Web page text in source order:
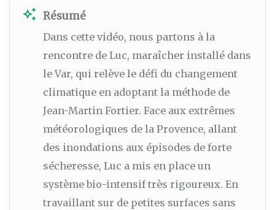
auto_awesome Résumé
Dans cette vidéo, nous partons à la
rencontre de Luc, maraîcher installé dans
le Var, qui relève le défi du changement
climatique en adoptant la méthode de
Jean-Martin Fortier. Face aux extrêmes
météorologiques de la Provence, allant
des inondations aux épisodes de forte
sécheresse, Luc a mis en place un
système bio-intensif très rigoureux. En
travaillant sur de petites surfaces sans